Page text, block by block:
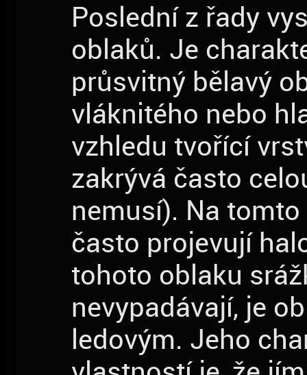
Poslední z řady
oblaků. Je
průsvitný bělavý
vláknitého nebo
vzhledu tvořící
zakrývá často
nemusí). Na
často projevují
tohoto oblaku
nevypadávají, je
ledovým. Jeho